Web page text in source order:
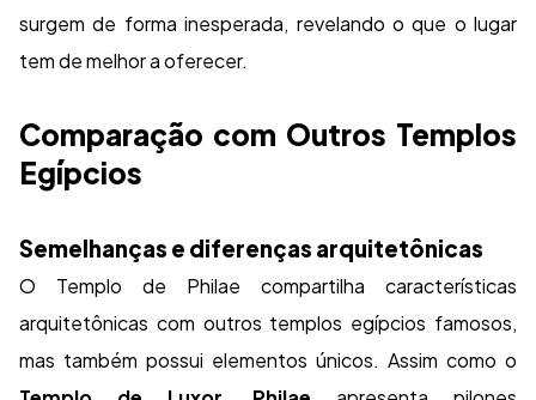
surgem de forma inesperada, revelando o que o lugar
tem de melhor a oferecer.
Comparação com Outros Templos
Egípcios
Semelhanças e diferenças arquitetônicas
O Templo de Philae compartilha características
arquitetônicas com outros templos egípcios famosos,
mas também possui elementos únicos. Assim como o